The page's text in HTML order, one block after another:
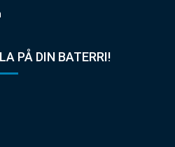
PÅ DIN BATERRI!